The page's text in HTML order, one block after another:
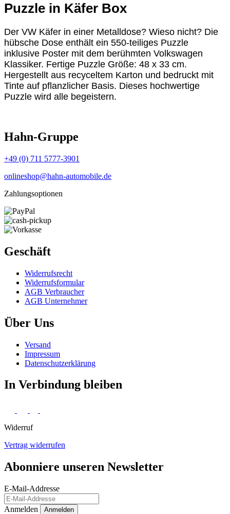
Puzzle in Käfer Box
Der VW Käfer in einer Metalldose? Wieso nicht? Die
hübsche Dose enthält ein 550-teiliges Puzzle
inklusive Poster mit dem berühmten Volkswagen
Klassiker. Fertige Puzzle Größe: 48 x 33 cm.
Hergestellt aus recyceltem Karton und bedruckt mit
Tinte auf pflanzlicher Basis. Dieses hochwertige
Puzzle wird alle begeistern.
Hahn-Gruppe
+49 (0) 711 5777-3901
onlineshop@hahn-automobile.de
Zahlungsoptionen
Geschäft
Widerrufs­recht
Widerrufs­formular
AGB Verbraucher
AGB Unternehmer
Über Uns
Versand
Impressum
Daten­schutz­erklärung
In Verbindung bleiben
Widerruf
Vertrag widerrufen
Abonniere unseren Newsletter
E-Mail-Addresse
Anmelden Anmelden